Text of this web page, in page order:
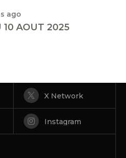
ago
10 AOUT 2025
X Network
Instagram